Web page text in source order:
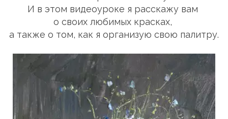
И в этом видеоуроке я расскажу вам
о своих любимых красках,
а также о том, как я организую свою палитру.